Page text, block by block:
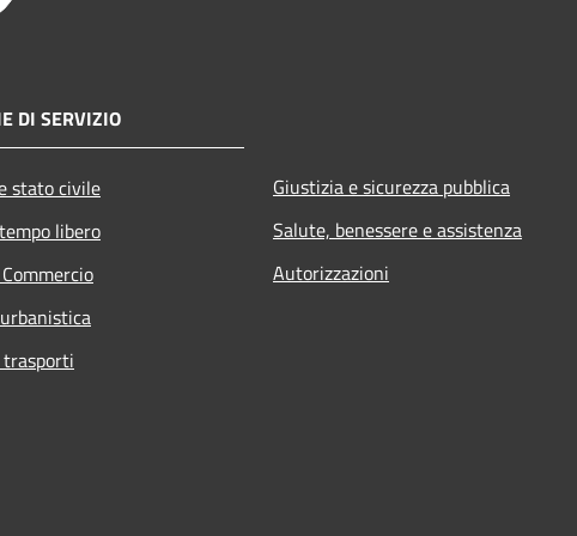
DI SERVIZIO
stato civile
libero
Giustizia e sicurezza pubblica
Salute, benessere e assistenza
Autorizzazioni